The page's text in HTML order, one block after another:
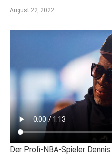
August 22, 2022
Der Profi-NBA-Spieler